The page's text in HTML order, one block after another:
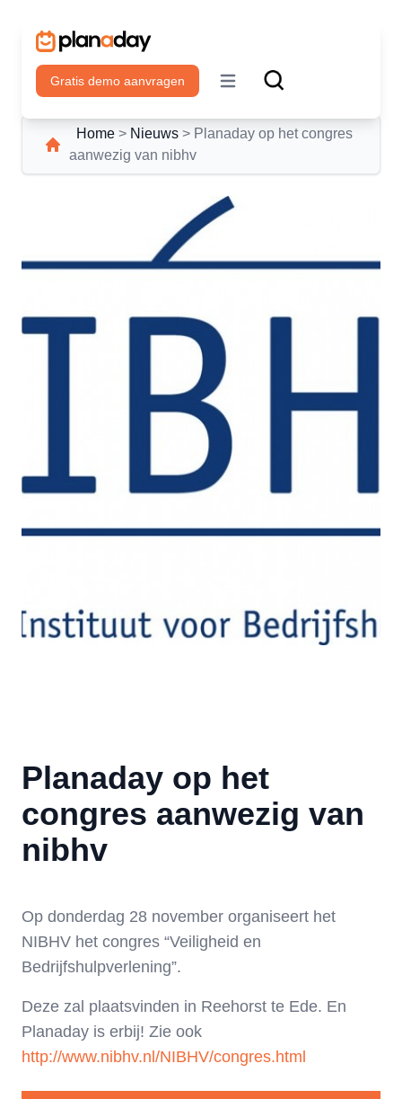
Gratis demo aanvragen
Open main menu
Home > Nieuws > Planaday op het congres
aanwezig van nibhv
Planaday op het
congres aanwezig van
nibhv
Op donderdag 28 november organiseert het
NIBHV het congres “Veiligheid en
Bedrijfshulpverlening”.
Deze zal plaatsvinden in Reehorst te Ede. En
Planaday is erbij! Zie ook
http://www.nibhv.nl/NIBHV/congres.html